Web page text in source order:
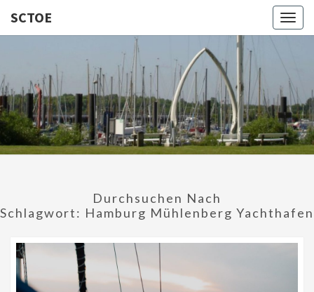
SCTOE
SCTOE
Segelclub
Tümmler-
Oevelgönne
Von 1923
E.V.
Durchsuchen Nach
Schlagwort: Hamburg Mühlenberg Yachthafen